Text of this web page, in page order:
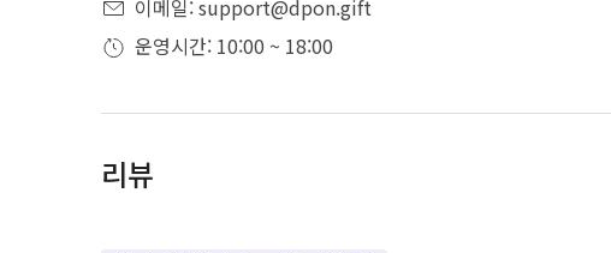
이메일: support@dpon.gift
운영시간: 10:00 ~ 18:00
리뷰